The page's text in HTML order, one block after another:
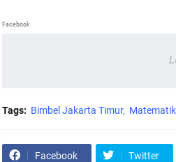
Facebook
Tags: Bimbel Jakarta Timur
Facebook Twitter